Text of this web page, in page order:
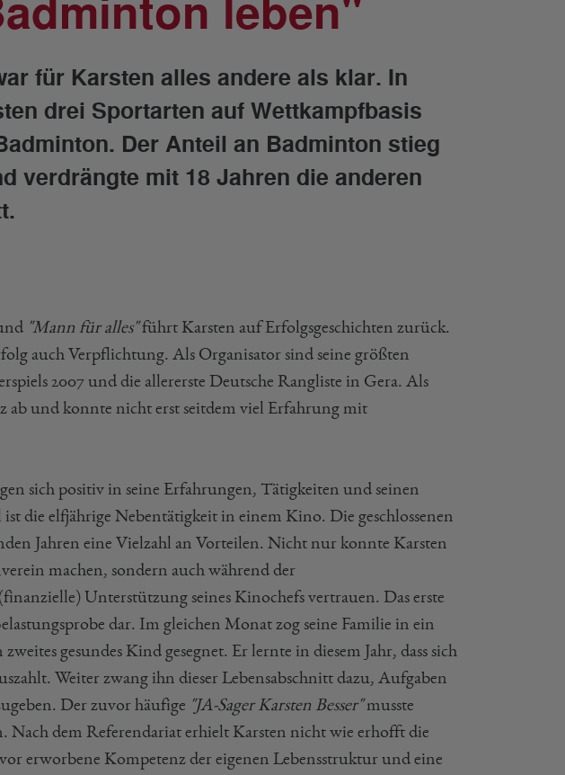
leben"
für Karsten alles andere als klar. In
drei Sportarten auf Wettkampfbasis
Der Anteil an Badminton stieg
verdrängte mit 18 Jahren die anderen
"Mann für alles"führt Karsten auf Erfolgsgeschichten zurück.
auch Verpflichtung. Als Organisator sind seine größten
2007 und die allererste Deutsche Rangliste in Gera. Als
ab und konnte nicht erst seitdem viel Erfahrung mit
sich positiv in seine Erfahrungen, Tätigkeiten und seinen
die elfjährige Nebentätigkeit in einem Kino. Die geschlossenen
Jahren eine Vielzahl an Vorteilen. Nicht nur konnte Karsten
machen, sondern auch während der
Unterstützung seines Kinochefs vertrauen. Das erste
dar. Im gleichen Monat zog seine Familie in ein
gesundes Kind gesegnet. Er lernte in diesem Jahr, dass sich
Weiter zwang ihn dieser Lebensabschnitt dazu, Aufgaben
Der zuvor häufige "JA-Sager Karsten Besser"musste
Nach dem Referendariat erhielt Karsten nicht wie erhofft die
erworbene Kompetenz der eigenen Lebensstruktur und eine